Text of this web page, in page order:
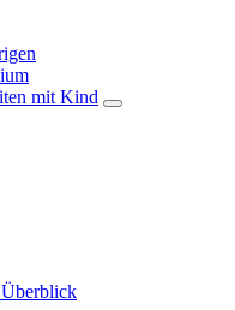
mit Kind
Überblick